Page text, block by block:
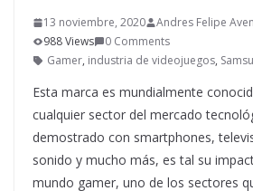
13 noviembre, 2020
Andres Felipe
988 Views
0 Comments
Gamer, industria de videojuegos,
Esta marca es mundialmente
cualquier sector del mercado
demostrado con smartphones,
sonido y mucho más, es tal su
mundo gamer, uno de los sectores